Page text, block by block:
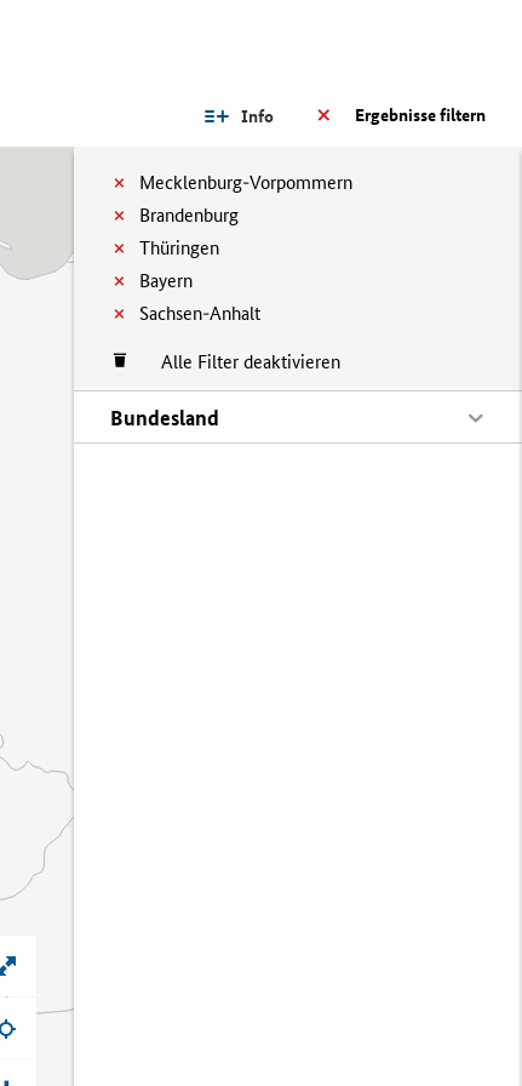
Ergebnisse filtern
Info
Mecklenburg-Vorpommern
Brandenburg
Thüringen
Bayern
Sachsen-Anhalt
Alle Filter deaktivieren
Bundesland